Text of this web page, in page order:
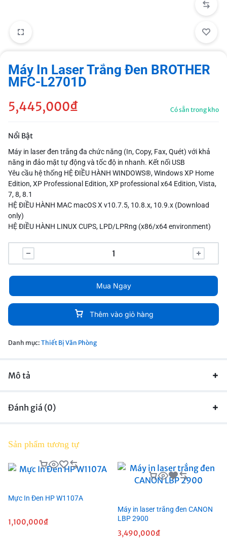
Máy In Laser Trắng Đen BROTHER
MFC-L2701D
5,445,000₫ Có sẵn trong kho
Nổi Bật
Máy in laser đen trắng đa chức năng (In, Copy, Fax, Quét) với khả
năng in đảo mặt tự động và tốc độ in nhanh. Kết nối USB
Yêu cầu hệ thống HỆ ĐIỀU HÀNH WINDOWS®, Windows XP Home
Edition, XP Professional Edition, XP professional x64 Edition, Vista,
7, 8, 8.1
HỆ ĐIỀU HÀNH MAC macOS X v10.7.5, 10.8.x, 10.9.x (Download
only)
HỆ ĐIỀU HÀNH LINUX CUPS, LPD/LPRng (x86/x64 environment)
Thêm vào giỏ hàng
Mua Ngay
Danh mục: Thiết Bị Văn Phòng
Mô tả
Đánh giá (0)
Sản phẩm tương tự
Mực In Đen HP W1107A
1,100,000₫
Máy in laser trắng đen CANON
LBP 2900
3,490,000₫